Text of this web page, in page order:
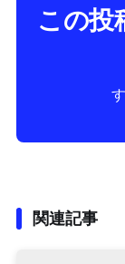
この投
関連記事